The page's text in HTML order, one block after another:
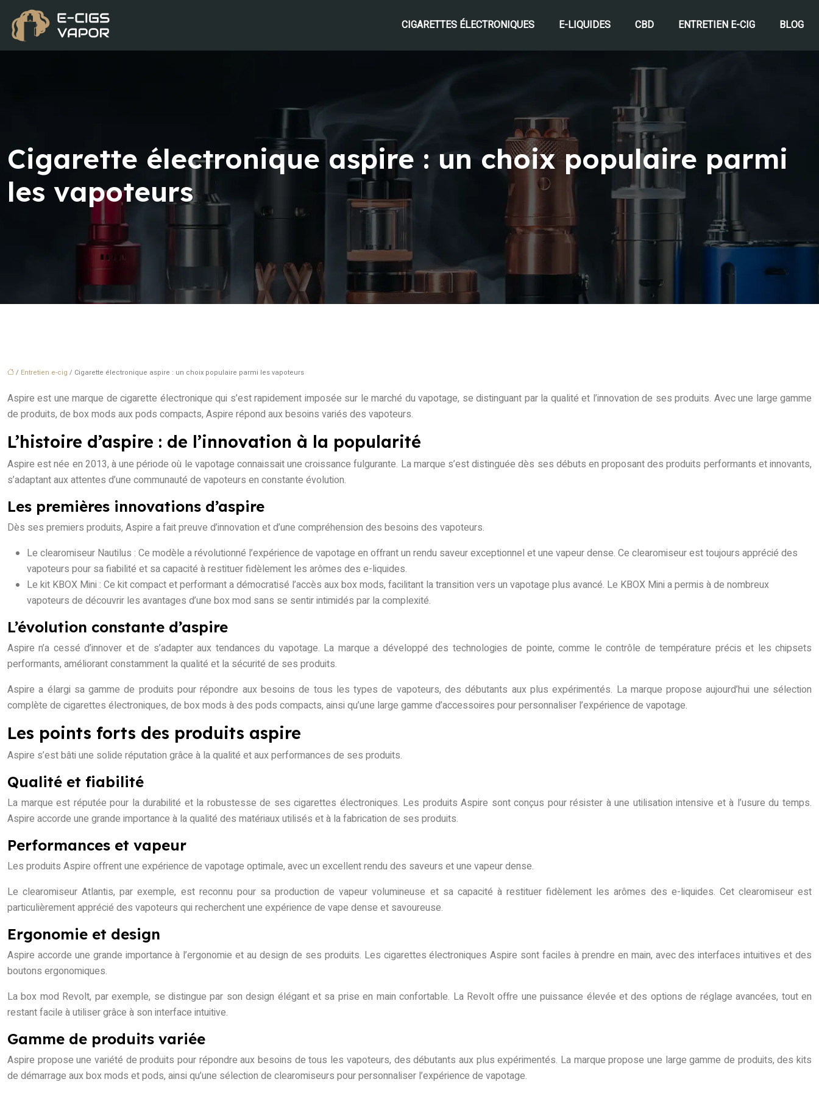
CIGARETTES ÉLECTRONIQUES E-LIQUIDES CBD ENTRETIEN E-CIG BLOG
Cigarette électronique aspire : un choix populaire parmi
les vapoteurs
/ Entretien e-cig / Cigarette électronique aspire : un choix populaire parmi les vapoteurs
Aspire est une marque de cigarette électronique qui s’est rapidement imposée sur le marché du vapotage, se distinguant par la qualité et l’innovation de ses produits. Avec une large gamme
de produits, de box mods aux pods compacts, Aspire répond aux besoins variés des vapoteurs.
L’histoire d’aspire : de l’innovation à la popularité
Aspire est née en 2013, à une période où le vapotage connaissait une croissance fulgurante. La marque s’est distinguée dès ses débuts en proposant des produits performants et innovants,
s’adaptant aux attentes d’une communauté de vapoteurs en constante évolution.
Les premières innovations d’aspire
Dès ses premiers produits, Aspire a fait preuve d’innovation et d’une compréhension des besoins des vapoteurs.
Le clearomiseur Nautilus : Ce modèle a révolutionné l’expérience de vapotage en offrant un rendu saveur exceptionnel et une vapeur dense. Ce clearomiseur est toujours apprécié des
vapoteurs pour sa fiabilité et sa capacité à restituer fidèlement les arômes des e-liquides.
Le kit KBOX Mini : Ce kit compact et performant a démocratisé l’accès aux box mods, facilitant la transition vers un vapotage plus avancé. Le KBOX Mini a permis à de nombreux
vapoteurs de découvrir les avantages d’une box mod sans se sentir intimidés par la complexité.
L’évolution constante d’aspire
Aspire n’a cessé d’innover et de s’adapter aux tendances du vapotage. La marque a développé des technologies de pointe, comme le contrôle de température précis et les chipsets
performants, améliorant constamment la qualité et la sécurité de ses produits.
Aspire a élargi sa gamme de produits pour répondre aux besoins de tous les types de vapoteurs, des débutants aux plus expérimentés. La marque propose aujourd’hui une sélection
complète de cigarettes électroniques, de box mods à des pods compacts, ainsi qu’une large gamme d’accessoires pour personnaliser l’expérience de vapotage.
Les points forts des produits aspire
Aspire s’est bâti une solide réputation grâce à la qualité et aux performances de ses produits.
Qualité et fiabilité
La marque est réputée pour la durabilité et la robustesse de ses cigarettes électroniques. Les produits Aspire sont conçus pour résister à une utilisation intensive et à l’usure du temps.
Aspire accorde une grande importance à la qualité des matériaux utilisés et à la fabrication de ses produits.
Performances et vapeur
Les produits Aspire offrent une expérience de vapotage optimale, avec un excellent rendu des saveurs et une vapeur dense.
Le clearomiseur Atlantis, par exemple, est reconnu pour sa production de vapeur volumineuse et sa capacité à restituer fidèlement les arômes des e-liquides. Cet clearomiseur est
particulièrement apprécié des vapoteurs qui recherchent une expérience de vape dense et savoureuse.
Ergonomie et design
Aspire accorde une grande importance à l’ergonomie et au design de ses produits. Les cigarettes électroniques Aspire sont faciles à prendre en main, avec des interfaces intuitives et des
boutons ergonomiques.
La box mod Revolt, par exemple, se distingue par son design élégant et sa prise en main confortable. La Revolt offre une puissance élevée et des options de réglage avancées, tout en
restant facile à utiliser grâce à son interface intuitive.
Gamme de produits variée
Aspire propose une variété de produits pour répondre aux besoins de tous les vapoteurs, des débutants aux plus expérimentés. La marque propose une large gamme de produits, des kits
de démarrage aux box mods et pods, ainsi qu’une sélection de clearomiseurs pour personnaliser l’expérience de vapotage.